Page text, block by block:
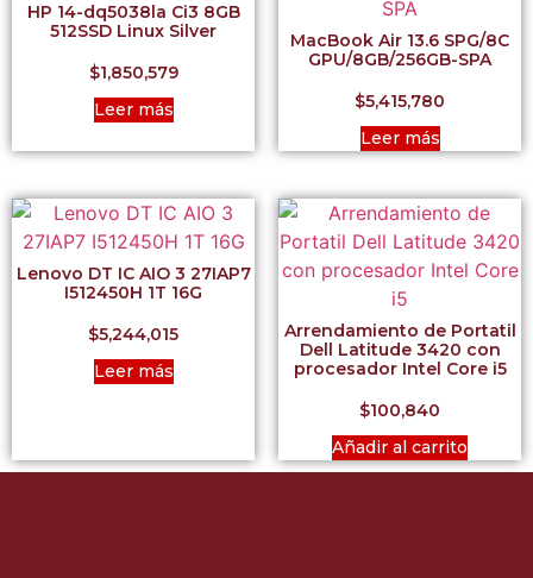
HP 14-dq5038la Ci3 8GB
512SSD Linux Silver
$1,850,579
Leer más
MacBook Air 13.6 SPG/8C
GPU/8GB/256GB-SPA
$5,415,780
Leer más
Lenovo DT IC AIO 3 27IAP7
I512450H 1T 16G
$5,244,015
Leer más
Arrendamiento de Portatil
Dell Latitude 3420 con
procesador Intel Core i5
$100,840
Añadir al carrito